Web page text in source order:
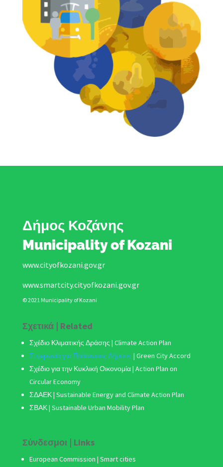
Δήμος Κοζάνης
Municipality of Kozani
www.cityofkozani.gov.gr
www.smartcity.cityofkozani.gov.gr
© 2021 Municipality of Kozani
Σχετικά | Related
Σχέδιο Κλιματικής Δράσης | Climate Action Plan
Συμφωνία για Πράσινους Δήμους | Green City Accord
Σχέδιο για την Κυκλική Οικονομία | Action Plan on
Circular Economy
ΣΔΑΕΚ | Sustainable Energy and Climate Action Plan
ΣΒΑΚ| Sustainable Urban Mobility Plan
Σύνδεσμοι | Links
European Commission | Smart cities